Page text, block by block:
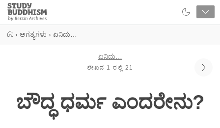
Close
Study
Buddhism
› ಅಗತ್ಯಗಳು › ಏನಿದು…
ಏನಿದು…
ಲೇಖನ 1 ರಲ್ಲಿ 21
ಬೌದ್ಧ ಧರ್ಮ ಎಂದರೇನು?